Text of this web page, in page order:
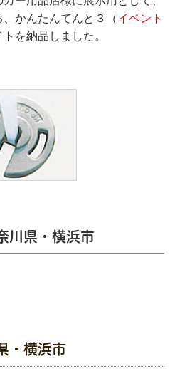
かんたんてんと３（イベント
を納品しました。
川県・横浜市
・横浜市